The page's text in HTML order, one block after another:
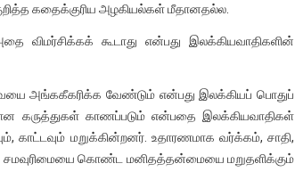
கதைக்குரிய அழகியல்கள் மீதானதல்ல.
விமர்சிக்கக் கூடாது என்பது இலக்கியவாதிகளின்
அங்ககீகரிக்க வேண்டும் என்பது இலக்கியப் பொதுப்
கருத்துகள் காணப்படும் என்பதை இலக்கியவாதிகள்
மறுக்கின்றனர். உதாரணமாக வர்க்கம், சாதி,
சமவுரிமையை கொண்ட மனிதத்தன்மையை மறுதளிக்கும்